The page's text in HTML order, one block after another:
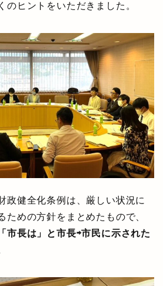
のヒントをいただきました。
政健全化条例は、厳しい状況に
ための方針をまとめたもので、
「市長は」と市長⇨市民に示された